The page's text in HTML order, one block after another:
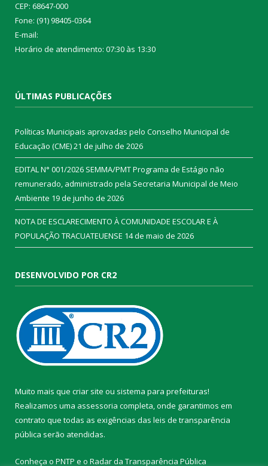
CEP: 68647-000
Fone: (91) 98405-0364
E-mail:
Horário de atendimento: 07:30 às 13:30
ÚLTIMAS PUBLICAÇÕES
Políticas Municipais aprovadas pelo Conselho Municipal de
Educação (CME)21 de julho de 2026
EDITAL N° 001/2026 SEMMA/PMT Programa de Estágio não
remunerado, administrado pela Secretaria Municipal de Meio
Ambiente 19 de junho de 2026
NOTA DE ESCLARECIMENTO À COMUNIDADE ESCOLAR E À
POPULAÇÃO TRACUATEUENSE 14 de maio de 2026
DESENVOLVIDO POR CR2
Muito mais que criar site ou sistema para prefeituras!
Realizamos uma assessoria completa, onde garantimos em
contrato que todas as exigências das leis de transparência
pública serão atendidas.
Conheça o PNTP e o Radar da Transparência Pública